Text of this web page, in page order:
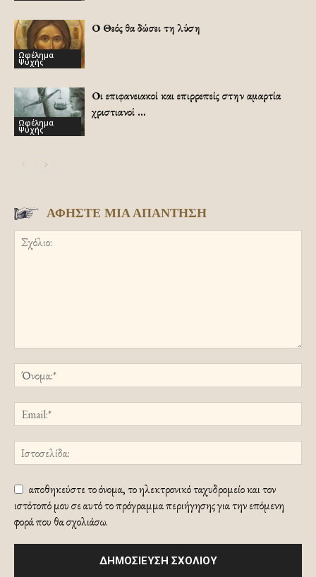
Ωφέλημα
Ψυχής
Ο Θεός θα δώσει τη λύση
Ωφέλημα
Ψυχής
Οι επιφανειακοί και επιρρεπείς στην αμαρτία
χριστιανοί …
ΑΦΗΣΤΕ ΜΙΑ ΑΠΑΝΤΗΣΗ
αποθηκεύστε το όνομα, το ηλεκτρονικό ταχυδρομείο και τον
ιστότοπό μου σε αυτό το πρόγραμμα περιήγησης για την επόμενη
φορά που θα σχολιάσω.